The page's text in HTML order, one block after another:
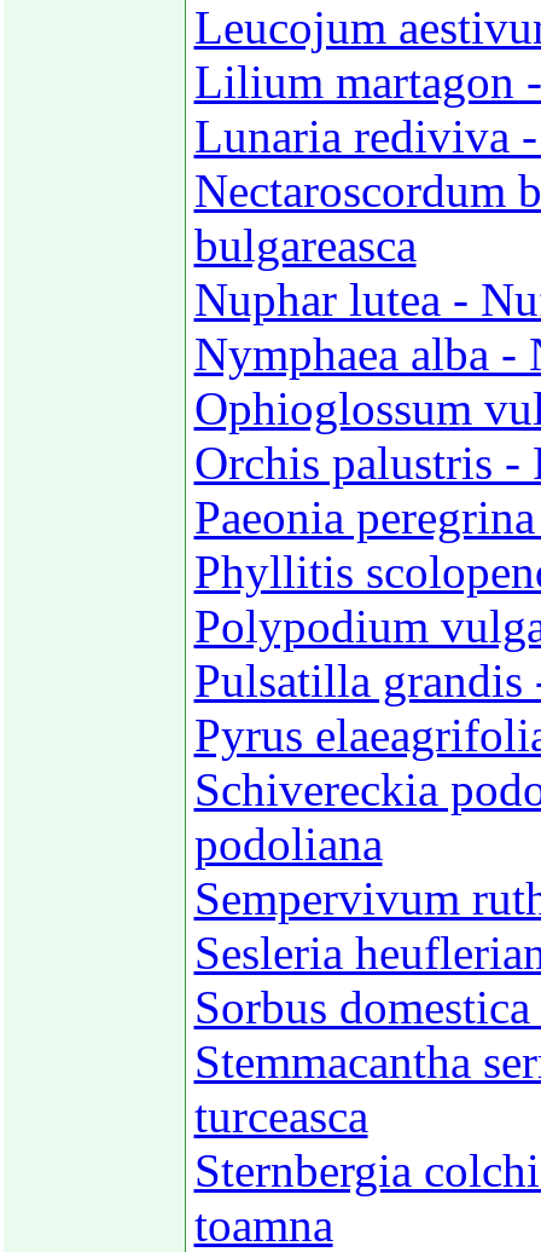
Leucojum
Lilium martagon
Lunaria rediviva
Nectaroscordum
bulgareasca
Nuphar lutea -
Nymphaea alba -
Ophioglossum
Orchis palustris -
Paeonia
Phyllitis
Polypodium
Pulsatilla grandis
Pyrus
Schivereckia
podoliana
Sempervivum
Sesleria
Sorbus
Stemmacantha
turceasca
Sternbergia
toamna